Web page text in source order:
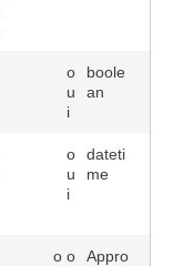
o
u
i
boole
an
o
u
i
dateti
me
o o
Appro